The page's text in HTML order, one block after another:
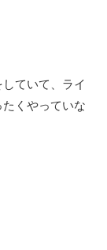
ていて、ライ
くやっていな